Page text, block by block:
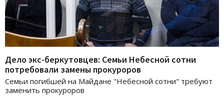
Дело экс-беркутовцев: Семьи Небесной сотни
потребовали замены прокуроров
Семьи погибшей на Майдане "Небесной сотни" требуют
заменить прокуроров